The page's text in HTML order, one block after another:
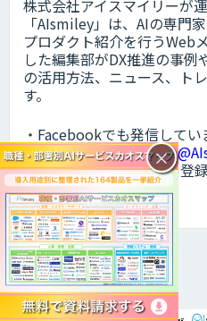
株式会社アイスマイリーが
「AIsmiley」は、AIの専門
プロダクト紹介を行うWeb
した編集部がDX推進の事
の活用方法、ニュース、ト
す。
・Facebookでも発信してい
・Xもフォローください
・Youtubeのチャンネル登
@aismiley
メルマガに登録する
DXトピックス
×